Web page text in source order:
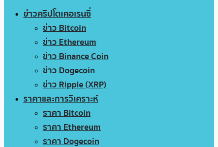
ข่าวคริปโตเคอเรนซี่
ข่าว Bitcoin
ข่าว Ethereum
ข่าว Binance Coin
ข่าว Dogecoin
ข่าว Ripple (XRP)
ราคาและการวิเคราะห์
ราคา Bitcoin
ราคา Ethereum
ราคา Dogecoin